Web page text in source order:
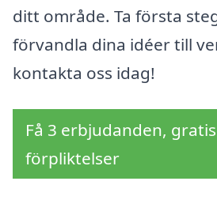
ditt område. Ta första
förvandla dina idéer till
kontakta oss idag!
Få 3 erbjudanden,
förpliktelser